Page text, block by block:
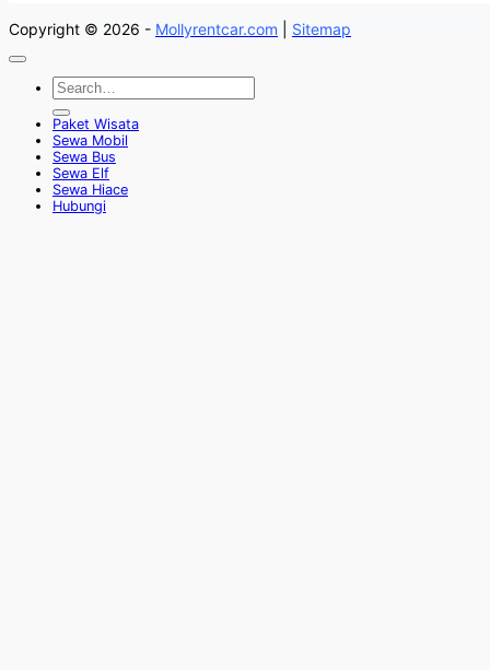
Copyright © 2026 - Mollyrentcar.com Sitemap
Paket Wisata
Sewa Mobil
Sewa Bus
Sewa Elf
Sewa Hiace
Hubungi